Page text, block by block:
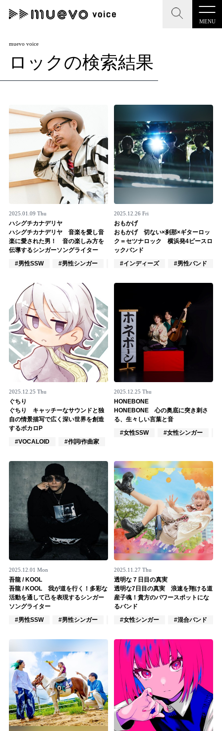
MENU
CLOSE
記事を検索する
人気ワード
#男性SSW #ポップス #女性SSW #ロック
#男性シンガー #HR/HM #女性シンガー
#男性シンガーグループ
CLOSE
muevo media
"読者の声を形にする”音楽特化メディア
MENU
記事一覧
プレスリリース一覧
お問い合わせ
記事リクエスト
ログイン
LINK
muevoクラウドファンディング
muevoコミュニティ
ぶいクラ！by muevo
ぶいコミュ！by muevo
ぶいマガ！ by muevo
Follow us
Official SNS
muevo voice
ロックの検索結果
2025.01.09 Thu
ハシグチカナデリヤ
ハシグチカナデリヤ 音楽を愛し音
楽に愛された男！ 音の楽しみ方を
伝導するシンガーソングライター
#男性SSW
#男性シンガー #楽器奏者
2025.12.26 Fri
おもかげ
おもかげ 切ない×刹那×ギターロッ
ク＝セツナロック 横浜発4ピースロ
ックバンド
#インディーズ
#男性バンド
2025.12.25 Thu
ぐちり
ぐちり キャッチーなサウンドと独
自の情景描写で広く深い世界を創造
するボカロP
#VOCALOID
#作詞/作曲家
2025.12.25 Thu
HONEBONE
HONEBONE 心の奥底に突き刺さ
る、生々しい言葉と音
#女性SSW
#女性シンガー
2025.12.01 Mon
吾龍 / KOOL
吾龍 / KOOL 我が道を行く！多彩な
活動を通して己を表現するシンガー
ソングライター
#男性SSW
#男性シンガー #男性バンド
2025.11.27 Thu
透明な７日目の真実
透明な7日目の真実 浪速を翔ける道
産子魂！貴方のパワースポットにな
るバンド
#女性シンガー
#混合バンド